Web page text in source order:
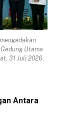
Utama
31 Juli 2026.
Antara